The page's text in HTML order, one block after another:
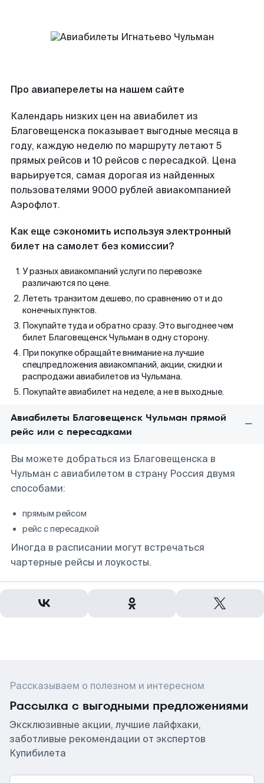
Про авиаперелеты на нашем сайте
Календарь низких цен на авиабилет из
Благовещенска показывает выгодные месяца в
году, каждую неделю по маршруту летают 5
прямых рейсов и 10 рейсов с пересадкой. Цена
варьируется, самая дорогая из найденных
пользователями 9000 рублей авиакомпанией
Аэрофлот.
Как еще сэкономить используя электронный
билет на самолет без комиссии?
У разных авиакомпаний услуги по перевозке
различаются по цене.
Лететь транзитом дешево, по сравнению от и до
конечных пунктов.
Покупайте туда и обратно сразу. Это выгоднее чем
билет Благовещенск Чульман в одну сторону.
При покупке обращайте внимание на лучшие
спецпредложения авиакомпаний, акции, скидки и
распродажи авиабилетов из Чульмана.
Покупайте авиабилет на неделе, а не в выходные.
Авиабилеты Благовещенск Чульман прямой
рейс или с пересадками
Вы можете добраться из Благовещенска в
Чульман с авиабилетом в страну Россия двумя
способами:
прямым рейсом
рейс с пересадкой
Иногда в расписании могут встречаться
чартерные рейсы и лоукосты.
Рассказываем о полезном и интересном
Рассылка с выгодными предложениями
Эксклюзивные акции, лучшие лайфхаки,
заботливые рекомендации от экспертов
Купибилета